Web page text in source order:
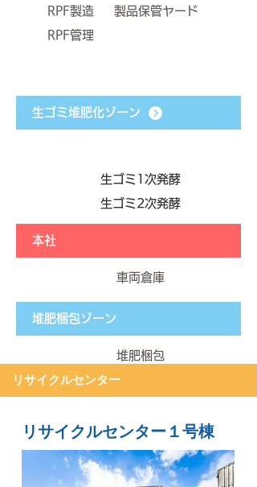
RPF製造 製品保管ヤード
RPF管理
生ゴミ堆肥化ゾーン
生ゴミ​1次発酵
生ゴミ2次発酵
本社
車両倉庫
堆肥梱包ゾーン
リサイクルセンター
堆肥梱包
リサイクルセンター１号棟